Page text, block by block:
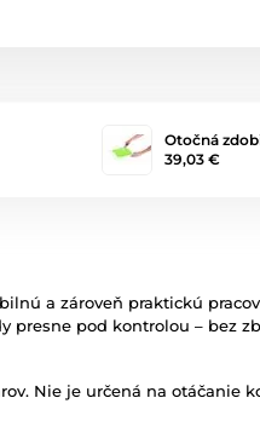
Otočná
39,03 €
a zároveň praktickú
presne pod kontrolou – bez
Nie je určená na otáčanie